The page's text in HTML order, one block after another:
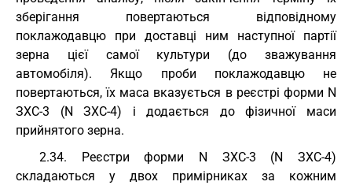
зберігання повертаються відповідному
поклажодавцю при доставці ним наступної партії
зерна цієї самої культури (до зважування
автомобіля). Якщо проби поклажодавцю не
повертаються, їх маса вказується в реєстрі форми N
ЗХС-3 (N ЗХС-4) і додається до фізичної маси
прийнятого зерна.
2.34. Реєстри форми N ЗХС-3 (N ЗХС-4)
складаються у двох примірниках за кожним